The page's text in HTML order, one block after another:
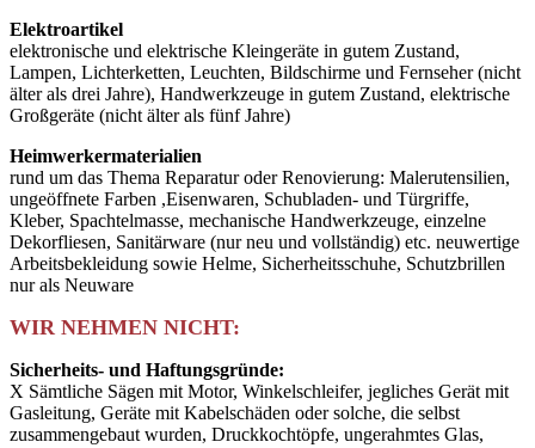
Elektroartikel
elektronische und elektrische Kleingeräte in gutem Zustand,
Lampen, Lichterketten, Leuchten, Bildschirme und Fernseher (nicht
älter als drei Jahre), Handwerkzeuge in gutem Zustand, elektrische
Großgeräte (nicht älter als fünf Jahre)
Heimwerkermaterialien
rund um das Thema Reparatur oder Renovierung: Malerutensilien,
ungeöffnete Farben ,Eisenwaren, Schubladen- und Türgriffe,
Kleber, Spachtelmasse, mechanische Handwerkzeuge, einzelne
Dekorfliesen, Sanitärware (nur neu und vollständig) etc. neuwertige
Arbeitsbekleidung sowie Helme, Sicherheitsschuhe, Schutzbrillen
nur als Neuware
WIR NEHMEN NICHT:
Sicherheits- und Haftungsgründe:
X Sämtliche Sägen mit Motor, Winkelschleifer, jegliches Gerät mit
Gasleitung, Geräte mit Kabelschäden oder solche, die selbst
zusammengebaut wurden, Druckkochtöpfe, ungerahmtes Glas,